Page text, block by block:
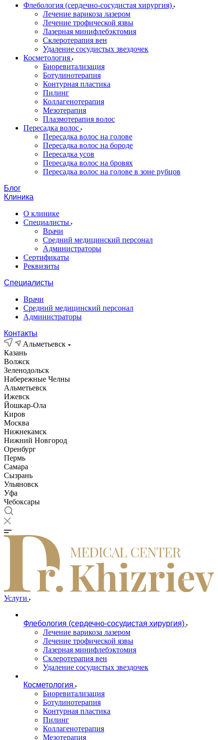
Флебология (сердечно-сосудистая хирургия)
Лечение варикоза лазером
Лечение трофической язвы
Лазерная минифлебэктомия
Cклеротерапия вен
Удаление сосудистых звездочек
Косметология
Биоревитализация
Ботулинотерапия
Контурная пластика
Пилинг
Коллагенотерапия
Мезотерапия
Плазмотерапия волос
Пересадка волос
Пересадка волос на голове
Пересадка волос на бороде
Пересадка усов
Пересадка волос на бровях
Пересадка волос на голове в зоне рубцов
Блог
Клиника
О клинике
Специалисты
Врачи
Средний медицинский персонал
Администраторы
Сертификаты
Реквизиты
Специалисты
Врачи
Средний медицинский персонал
Администраторы
Контакты
Альметьевск
Казань
Волжск
Зеленодольск
Набережные Челны
Альметьевск
Ижевск
Йошкар-Ола
Киров
Москва
Нижнекамск
Нижний Новгород
Оренбург
Пермь
Самара
Сызрань
Ульяновск
Уфа
Чебоксары
Услуги
Флебология (сердечно-сосудистая хирургия)
Лечение варикоза лазером
Лечение трофической язвы
Лазерная минифлебэктомия
Cклеротерапия вен
Удаление сосудистых звездочек
Косметология
Биоревитализация
Ботулинотерапия
Контурная пластика
Пилинг
Коллагенотерапия
Мезотерапия